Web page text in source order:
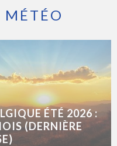
ÉTÉ 2026 :
(DERNIÈRE